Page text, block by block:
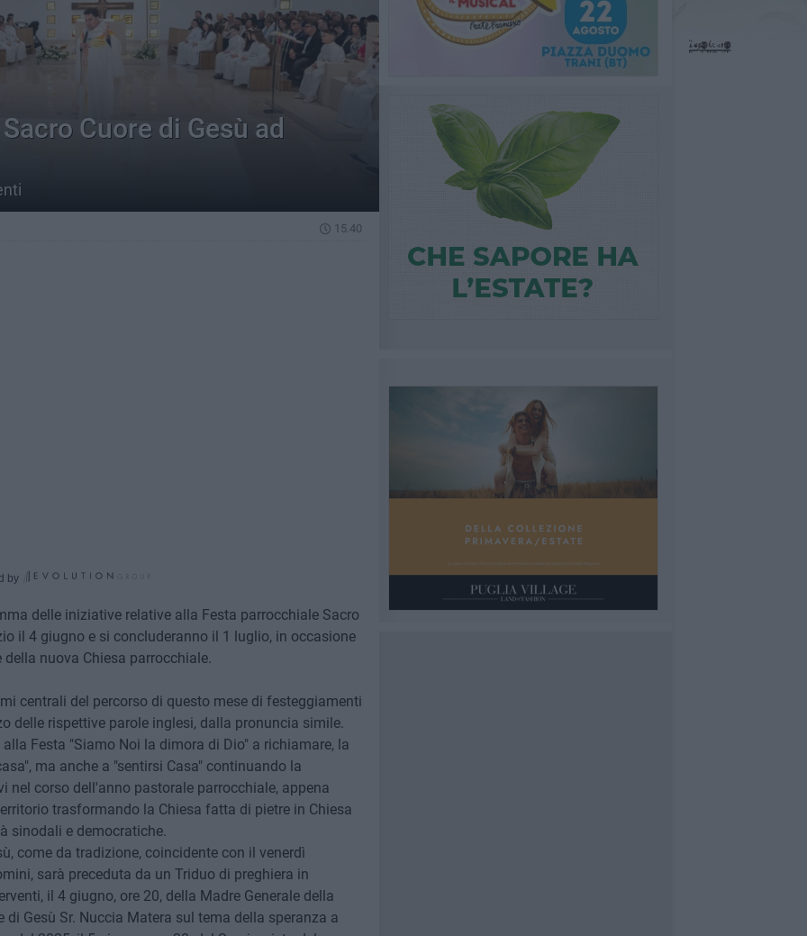
Cuore di Gesù ad
15.40
by
delle iniziative relative alla Festa parrocchiale Sacro
il 4 giugno e si concluderanno il 1 luglio, in occasione
nuova Chiesa parrocchiale.
centrali del percorso di questo mese di festeggiamenti
delle rispettive parole inglesi, dalla pronuncia simile.
Festa "Siamo Noi la dimora di Dio" a richiamare, la
ma anche a "sentirsi Casa" continuando la
corso dell'anno pastorale parrocchiale, appena
trasformando la Chiesa fatta di pietre in Chiesa
sinodali e democratiche.
come da tradizione, coincidente con il venerdì
sarà preceduta da un Triduo di preghiera in
il 4 giugno, ore 20, della Madre Generale della
Gesù Sr. Nuccia Matera sul tema della speranza a